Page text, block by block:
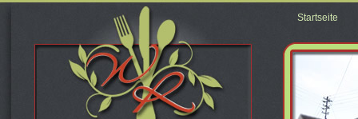
Startseite